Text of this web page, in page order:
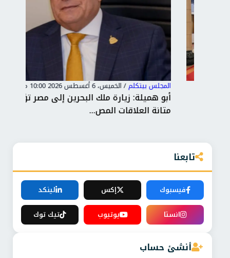
المجلس بيتكلم/ الخميس، 6 أغسطس 2026 10:00 م
أبو هميلة: زيارة ملك البحرين إلى مصر تؤكد
متانة العلاقات المص...
تابعنا
فيسبوك إكس
لينكد
انستا
يوتيوب تيك توك
أنشئ حساب